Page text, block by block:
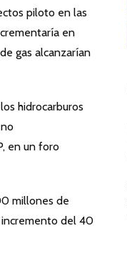
piloto en las
en
gas alcanzarían
hidrocarburos
en un foro
millones de
incremento del 40